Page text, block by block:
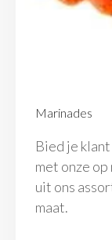
Marinades
Bied je
met onze
uit ons
maat.